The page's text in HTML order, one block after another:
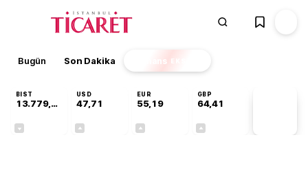
Bugün Son Dakika Finans EKSTRA
BIST
13.779,39
USD
47,71
EUR
55,19
GBP
64,41